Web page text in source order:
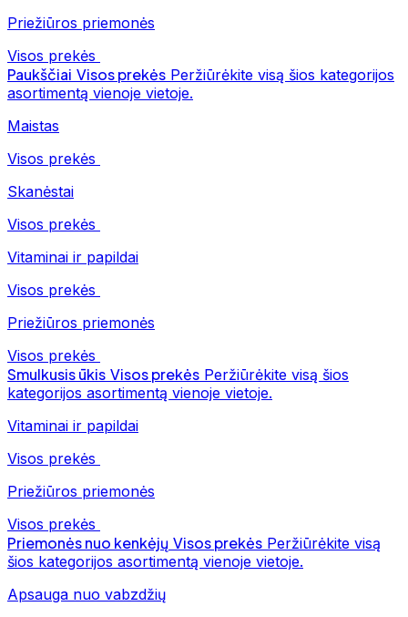
Priežiūros priemonės
Visos prekės
Paukščiai Visos prekės Peržiūrėkite visą šios kategorijos
asortimentą vienoje vietoje.
Maistas
Visos prekės
Skanėstai
Visos prekės
Vitaminai ir papildai
Visos prekės
Priežiūros priemonės
Visos prekės
Smulkusis ūkis Visos prekės Peržiūrėkite visą šios
kategorijos asortimentą vienoje vietoje.
Vitaminai ir papildai
Visos prekės
Priežiūros priemonės
Visos prekės
Priemonės nuo kenkėjų Visos prekės Peržiūrėkite visą
šios kategorijos asortimentą vienoje vietoje.
Apsauga nuo vabzdžių